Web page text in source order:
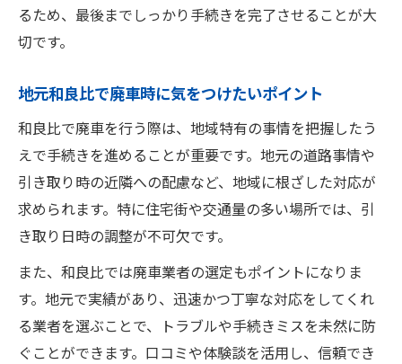
るため、最後までしっかり手続きを完了させることが大
切です。
地元和良比で廃車時に気をつけたいポイント
和良比で廃車を行う際は、地域特有の事情を把握したう
えで手続きを進めることが重要です。地元の道路事情や
引き取り時の近隣への配慮など、地域に根ざした対応が
求められます。特に住宅街や交通量の多い場所では、引
き取り日時の調整が不可欠です。
また、和良比では廃車業者の選定もポイントになりま
す。地元で実績があり、迅速かつ丁寧な対応をしてくれ
る業者を選ぶことで、トラブルや手続きミスを未然に防
ぐことができます。口コミや体験談を活用し、信頼でき